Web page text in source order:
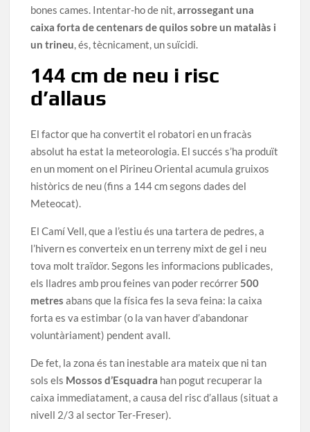
bones cames. Intentar-ho de nit,arrossegant una
caixa forta de centenars de quilos sobre un matalàs i
un trineu, és, tècnicament, un suïcidi.
144 cm de neu i risc
d’allaus
El factor que ha convertit el robatori en un fracàs
absolut ha estat la meteorologia. El succés s’ha produït
en un moment on el Pirineu Oriental acumula gruixos
històrics de neu (fins a 144 cm segons dades del
Meteocat).
El Camí Vell, que a l’estiu és una tartera de pedres, a
l’hivern es converteix en un terreny mixt de gel i neu
tova molt traïdor. Segons les informacions publicades,
els lladres amb prou feines van poder recórrer 500
metres abans que la física fes la seva feina: la caixa
forta es va estimbar (o la van haver d’abandonar
voluntàriament) pendent avall.
De fet, la zona és tan inestable ara mateix que ni tan
sols els Mossos d’Esquadra han pogut recuperar la
caixa immediatament, a causa del risc d’allaus (situat a
nivell 2/3 al sector Ter-Freser).